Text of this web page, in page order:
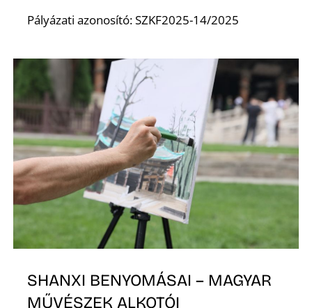
Pályázati azonosító: SZKF2025-14/2025
SHANXI BENYOMÁSAI – MAGYAR
MŰVÉSZEK ALKOTÓI